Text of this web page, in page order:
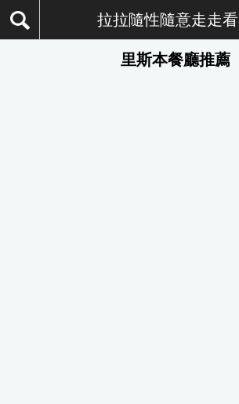
拉拉隨性隨意走走
里斯本餐廳推薦